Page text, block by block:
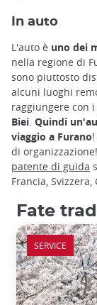
In auto
L'auto è uno dei
nella regione di
sono piuttosto
alcuni luoghi
raggiungere con
Biei. Quindi
viaggio a Furano
di
patente di guida
Francia,
Fate
SERVICE